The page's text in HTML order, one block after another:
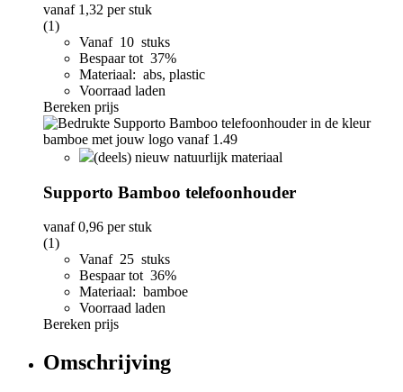
vanaf 1,32 per stuk
(1)
Vanaf 10 stuks
Bespaar tot 37%
Materiaal: abs, plastic
Voorraad laden
Bereken prijs
(deels) nieuw natuurlijk materiaal
Supporto Bamboo telefoonhouder
vanaf0,96 per stuk
(1)
Vanaf 25 stuks
Bespaar tot 36%
Materiaal: bamboe
Voorraad laden
Bereken prijs
Omschrijving